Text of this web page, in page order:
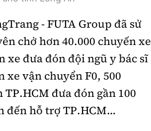
- FUTA Group đã sử
chở hơn 40.000 chuyến xe
xe đưa đón đội ngũ y bác sĩ
xe vận chuyển F0, 500
đưa đón gần 100
đến hỗ trợ TP.HCM…